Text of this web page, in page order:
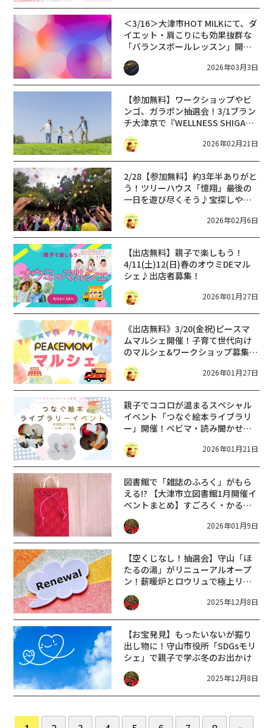
＜3/16＞大津市HOT MILKにて、ダ
イエット・肩こりにも効果抜群な
「バランスボールレッスン」開
催！
2026年03月3日
【参加無料】ワークショップやビ
ンゴ、ガラポン抽選会！3/1ブラン
チ大津京で『WELLNESS SHIGA
FES』☆100種以上が揃う「おむす
びマルシェ」も同時開催♪2026年02月21日
2/28【参加無料】約3年半ありがと
う！ツリーハウス「憶翔」最後の
一日を遊び尽くそう♪宝探しやワ
ークショップ、空いっぱいのふう
せんとばしも！
2026年02月6日
【出店無料】親子で楽しもう！
4/11(土)12(日)春のオウミDEマル
シェ♪出店者募集！
2026年01月27日
《出店無料》3/20(金祝)ピースマ
ムマルシェ開催！子育て世代向け
のマルシェ&ワークショップ募集
☆in近江八幡
2026年01月27日
親子でココロが温まるスペシャル
イベント「つなぐ絵本ライブラリ
ー」開催！ベビマ・読み聞かせ・
手形アート・絵本交換会も♪
2026年01月21日
図書館で「雑誌のふろく」がもら
える!? 【大津市立図書館1月開催イ
ベントまとめ】すごろく・かるた
会など親子で遊べる行事が満載☆
2026年01月9日
【空くじなし！抽選会】守山「ほ
たるの湯」がリニューアルオープ
ン！薪暖炉とロウリュで極上リフ
レッシュ
2025年12月8日
【お宝発見】もったいないが掘り
出し物に！守山市役所「SDGsモリ
シェ」で親子で学ぶ冬のお出かけ
2025年12月8日